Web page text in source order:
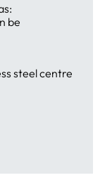
be
steel centre